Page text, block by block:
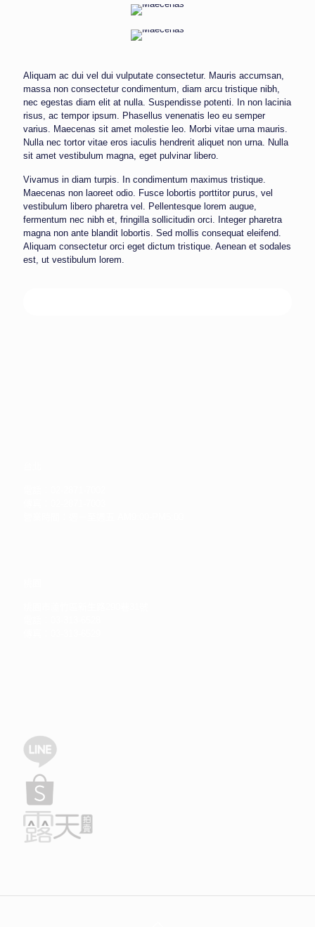
Aliquam ac dui vel dui vulputate consectetur. Mauris accumsan,
massa non consectetur condimentum, diam arcu tristique nibh,
nec egestas diam elit at nulla. Suspendisse potenti. In non lacinia
risus, ac tempor ipsum. Phasellus venenatis leo eu semper
varius. Maecenas sit amet molestie leo. Morbi vitae urna mauris.
Nulla nec tortor vitae eros iaculis hendrerit aliquet non urna. Nulla
sit amet vestibulum magna, eget pulvinar libero.
Vivamus in diam turpis. In condimentum maximus tristique.
Maecenas non laoreet odio. Fusce lobortis porttitor purus, vel
vestibulum libero pharetra vel. Pellentesque lorem augue,
fermentum nec nibh et, fringilla sollicitudin orci. Integer pharetra
magna non ante blandit lobortis. Sed mollis consequat eleifend.
Aliquam consectetur orci eget dictum tristique. Aenean et sodales
est, ut vestibulum lorem.